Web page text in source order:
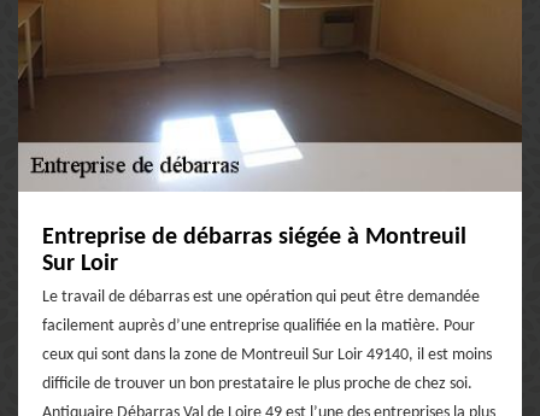
Entreprise de débarras siégée à Montreuil
Sur Loir
Le travail de débarras est une opération qui peut être demandée
facilement auprès d’une entreprise qualifiée en la matière. Pour
ceux qui sont dans la zone de Montreuil Sur Loir 49140, il est moins
difficile de trouver un bon prestataire le plus proche de chez soi.
Antiquaire Débarras Val de Loire 49 est l’une des entreprises la plus